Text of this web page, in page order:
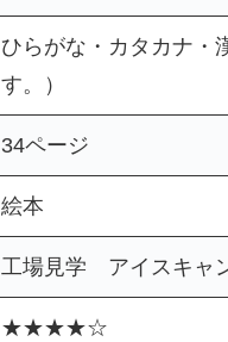
ひらがな・カタカナ・
す。）
34ページ
絵本
工場見学 アイスキャ
★★★★☆